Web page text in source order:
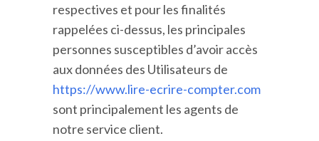
respectives et pour les finalités
rappelées ci-dessus, les principales
personnes susceptibles d’avoir accès
aux données des Utilisateurs de
https://www.lire-ecrire-compter.com
sont principalement les agents de
notre service client.